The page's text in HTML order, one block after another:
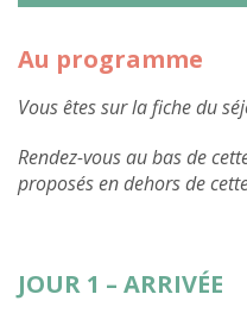
Au programme
Vous êtes sur la fiche du
Rendez-vous au bas de
proposés en dehors de
JOUR 1 – ARRIVÉE